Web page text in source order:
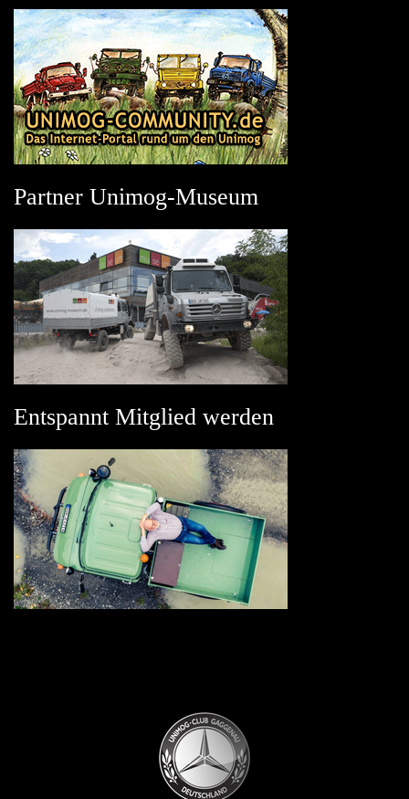
Partner Unimog-Museum
Entspannt Mitglied werden